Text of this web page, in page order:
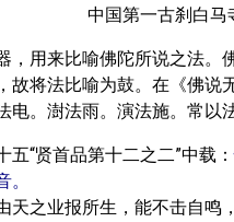
教
史
传
部
中国第一古刹白马
，用来比喻佛陀所说之法。
故将法比喻为鼓。在《佛说
。澍法雨。演法施。常以
五“贤首品第十二之二”中载：
天之业报所生，能不击自鸣